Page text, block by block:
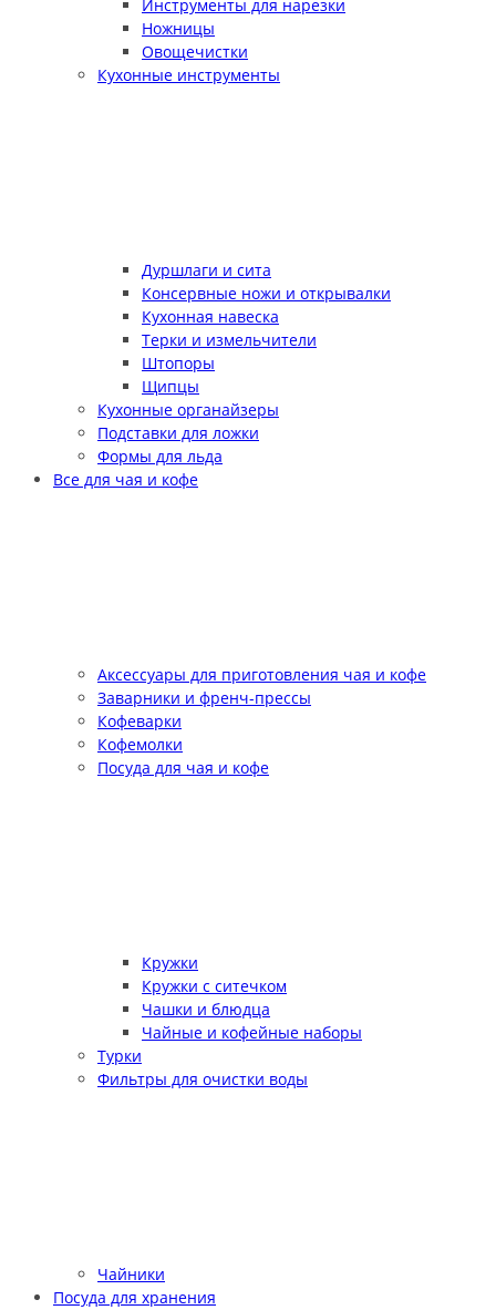
Инструменты для нарезки
Ножницы
Овощечистки
Кухонные инструменты
Дуршлаги и сита
Консервные ножи и открывалки
Кухонная навеска
Терки и измельчители
Штопоры
Щипцы
Кухонные органайзеры
Подставки для ложки
Формы для льда
Все для чая и кофе
Аксессуары для приготовления чая и кофе
Заварники и френч-прессы
Кофеварки
Кофемолки
Посуда для чая и кофе
Кружки
Кружки с ситечком
Чашки и блюдца
Чайные и кофейные наборы
Турки
Фильтры для очистки воды
Чайники
Посуда для хранения